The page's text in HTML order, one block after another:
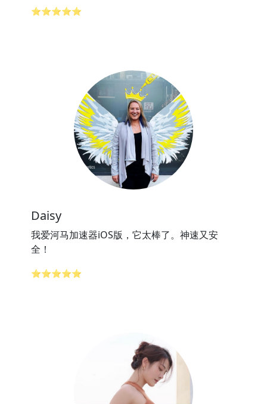
⭐⭐⭐⭐⭐
Daisy
我爱河马加速器iOS版，它太棒了。神速又安
全！
⭐⭐⭐⭐⭐